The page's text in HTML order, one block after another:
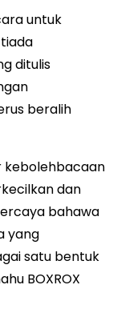
untuk
ditulis
beralih
kebolehbacaan
dan
bahawa
yang
satu bentuk
BOXROX